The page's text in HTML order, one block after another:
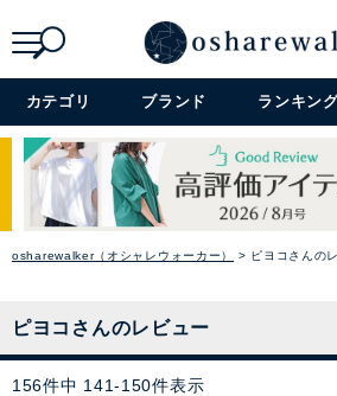
カテゴリ ブランド ランキン
osharewalker（オシャレウォーカー） ピヨコさんの
ピヨコさんのレビュー
156件中 141-150件表示